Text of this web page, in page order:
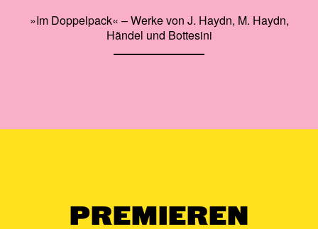
»Im Doppelpack« – Werke von J. Haydn, M. Haydn,
Händel und Bottesini
PREMIEREN